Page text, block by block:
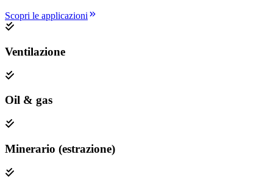
Scopri le applicazioni
Ventilazione
Oil & gas
Minerario (estrazione)